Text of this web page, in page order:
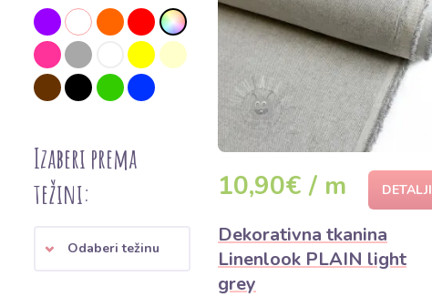
Izaberi prema
težini:
Odaberi težinu
10,90€ / m DETALJI
Dekorativna tkanina
Linenlook PLAIN light
grey